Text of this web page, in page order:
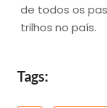
de todos os
trilhos no país.
Tags: